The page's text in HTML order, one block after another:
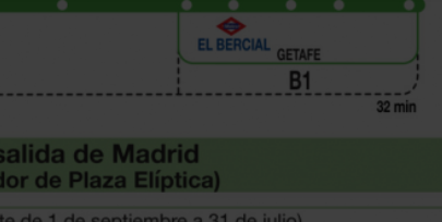
la instalación de todas las cookies, ya sean
de tu comportamiento dentro del sitio web, así
y contenido personalizado en función del mismo.
cuyo caso no se instalará ninguna cookie salvo las
web. En la sección
puedes
tu consentimiento en cualquier momento.